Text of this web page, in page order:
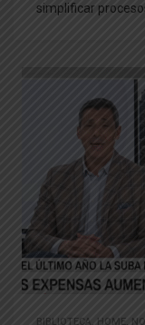
simplificar
BIBLIOTECA HOME,